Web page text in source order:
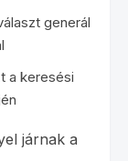
generál
a keresési
járnak a